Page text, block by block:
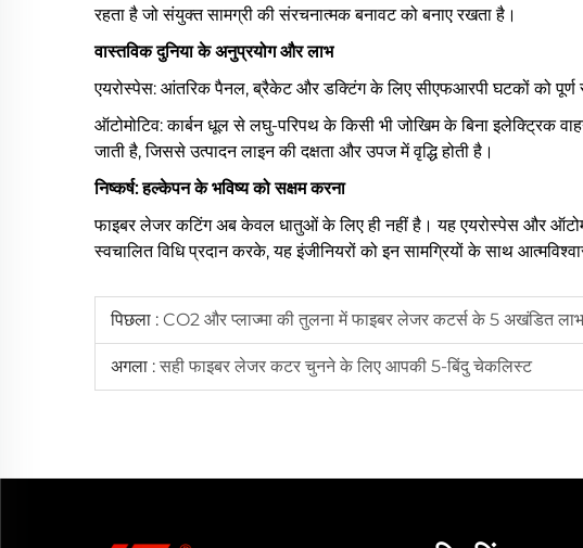
रहता है जो संयुक्त सामग्री की संरचनात्मक बनावट को बनाए रखता है।
वास्तविक दुनिया के अनुप्रयोग और लाभ
एयरोस्पेस: आंतरिक पैनल, ब्रैकेट और डक्टिंग के लिए सीएफआरपी घटकों को पूर्ण
ऑटोमोटिव: कार्बन धूल से लघु-परिपथ के किसी भी जोखिम के बिना इलेक्ट्रिक
जाती है, जिससे उत्पादन लाइन की दक्षता और उपज में वृद्धि होती है।
निष्कर्ष:हल्केपन के भविष्य को सक्षम करना
फाइबर लेजर कटिंग अब केवल धातुओं के लिए ही नहीं है। यह एयरोस्पेस और
स्वचालित विधि प्रदान करके, यह इंजीनियरों को इन सामग्रियों के साथ
पिछला : CO2 और प्लाज्मा की तुलना में फाइबर लेजर कटर्स के 5 अखंडित लाभ
अगला : सही फाइबर लेजर कटर चुनने के लिए आपकी 5-बिंदु चेकलिस्ट